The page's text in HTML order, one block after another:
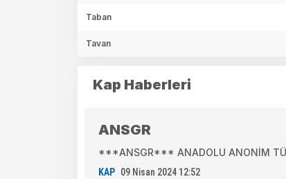
Taban
Tavan
Kap Haberleri
ANSGR
***ANSGR*** ANADOLU ANONİM
KAP 09 Nisan 2024 12:52